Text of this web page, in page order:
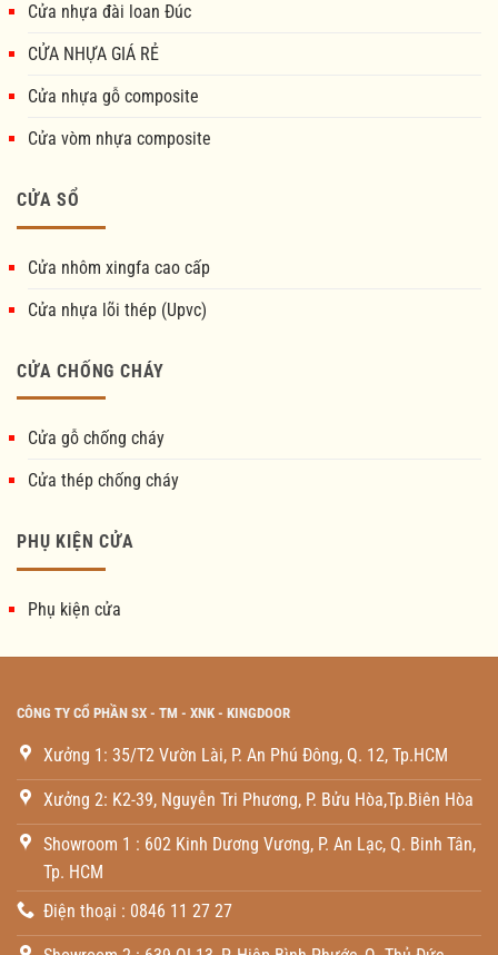
Cửa nhựa đài loan Đúc
CỬA NHỰA GIÁ RẺ
Cửa nhựa gỗ composite
Cửa vòm nhựa composite
CỬA SỔ
Cửa nhôm xingfa cao cấp
Cửa nhựa lõi thép (Upvc)
CỬA CHỐNG CHÁY
Cửa gỗ chống cháy
Cửa thép chống cháy
PHỤ KIỆN CỬA
Phụ kiện cửa
CÔNG TY CỔ PHẦN SX - TM - XNK - KINGDOOR
Xưởng 1: 35/T2 Vườn Lài, P. An Phú Đông, Q. 12, Tp.HCM
Xưởng 2: K2-39, Nguyễn Tri Phương, P. Bửu Hòa,Tp.Biên Hòa
Showroom 1 : 602 Kinh Dương Vương, P. An Lạc, Q. Binh Tân,
Tp. HCM
Điện thoại : 0846 11 27 27